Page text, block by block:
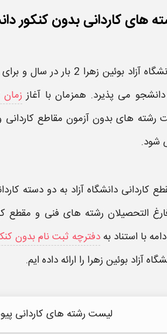
کاردانی بدون کنکور
آزاد بوئین زهرا
می پذیرد. همزمان با آغاز
رشته های بدون آزمون مقاطع کاردانی
شود.
کاردانی دانشگاه آزاد به دو دسته
التحصیلان رشته های فنی و مقطع
با استناد بهدفترچه ثبت نام بدون
آزاد بوئین زهرا را ارائه داده ایم.
لیست رشته های کاردانی